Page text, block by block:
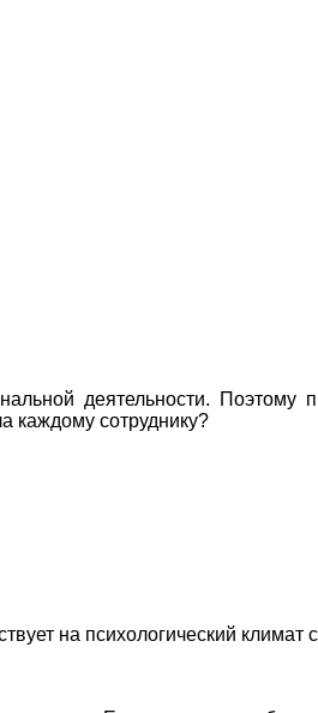
деятельности. Поэтому
каждому сотруднику?
на психологический климат